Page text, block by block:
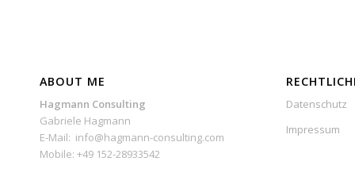
ABOUT ME
Hagmann Consulting
Gabriele Hagmann
E-Mail: info@hagmann-consulting.com
Mobile: +49 152-28933542
Datenschutz
Impressum